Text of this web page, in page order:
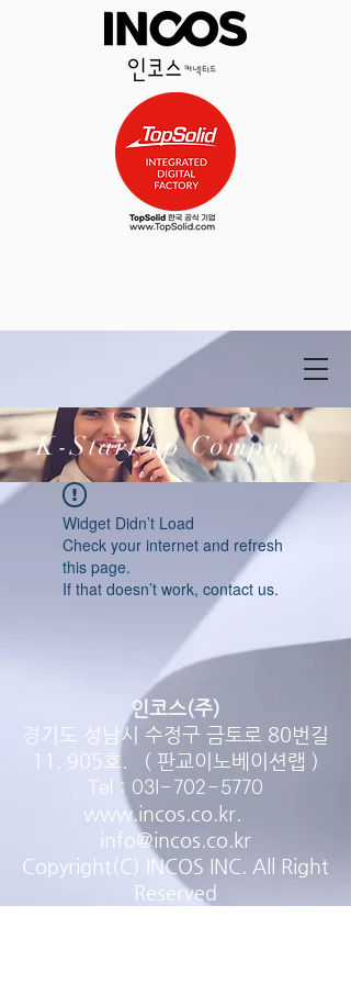
K-Start up Company
Widget Didn’t Load
Check your internet and refresh
this page.
If that doesn’t work, contact us.
인코스(주)
경 기도 성남시 수정구 금토로 80번길
11. 905호. ( 판교이노베이션랩 )
Tel : 031-702-5770
www.incos.co.kr.
info@incos.co.kr
Copyright(C) INCOS INC. All Right
Reserved